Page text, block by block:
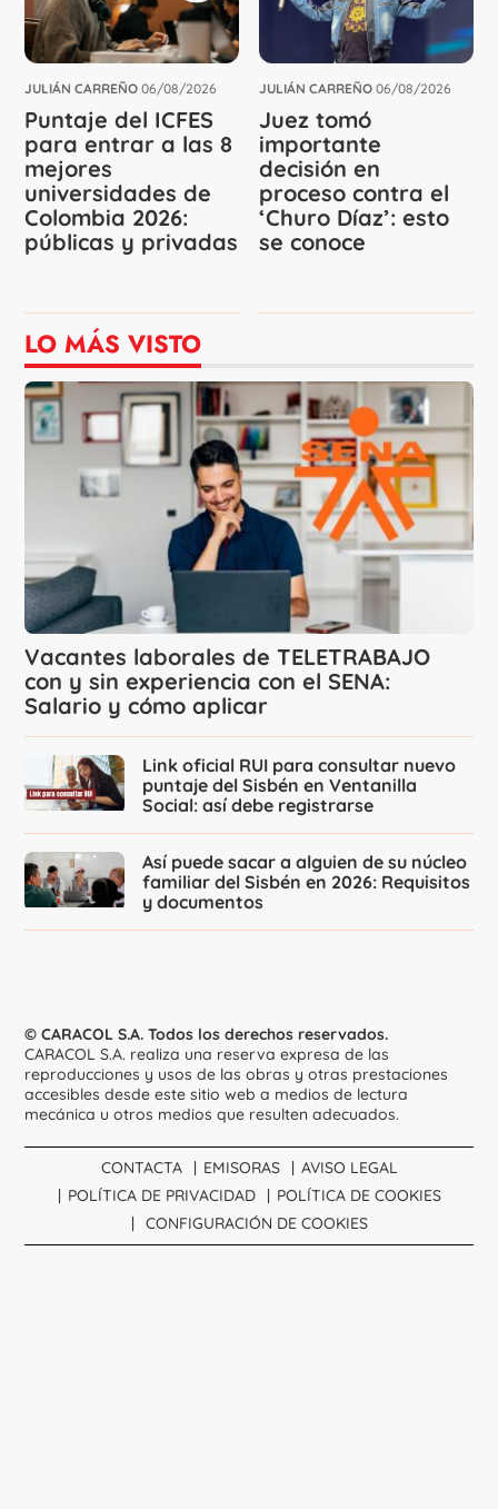
JULIÁN CARREÑO 06/08/2026
Puntaje del ICFES
para entrar a las 8
mejores
universidades de
Colombia 2026:
públicas y privadas
JULIÁN CARREÑO 06/08/2026
Juez tomó
importante
decisión en
proceso contra el
‘Churo Díaz’: esto
se conoce
LO MÁS VISTO
Vacantes laborales de TELETRABAJO
con y sin experiencia con el SENA:
Salario y cómo aplicar
Link oficial RUI para consultar nuevo
puntaje del Sisbén en Ventanilla
Social: así debe registrarse
Así puede sacar a alguien de su núcleo
familiar del Sisbén en 2026: Requisitos
y documentos
© CARACOL S.A. Todos los derechos reservados.
CARACOL S.A. realiza una reserva expresa de las
reproducciones y usos de las obras y otras prestaciones
accesibles desde este sitio web a medios de lectura
mecánica u otros medios que resulten adecuados.
CONTACTA EMISORAS
AVISO LEGAL
POLÍTICA DE PRIVACIDAD
POLÍTICA DE COOKIES
CONFIGURACIÓN DE COOKIES